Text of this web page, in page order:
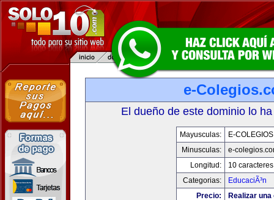
e-
El dueño de este dominio lo
Mayusculas:
E-
Minusculas:
e-
Longitud:
10 caracteres
Categorias:
EducaciÃ³n
Precio:
Realizar